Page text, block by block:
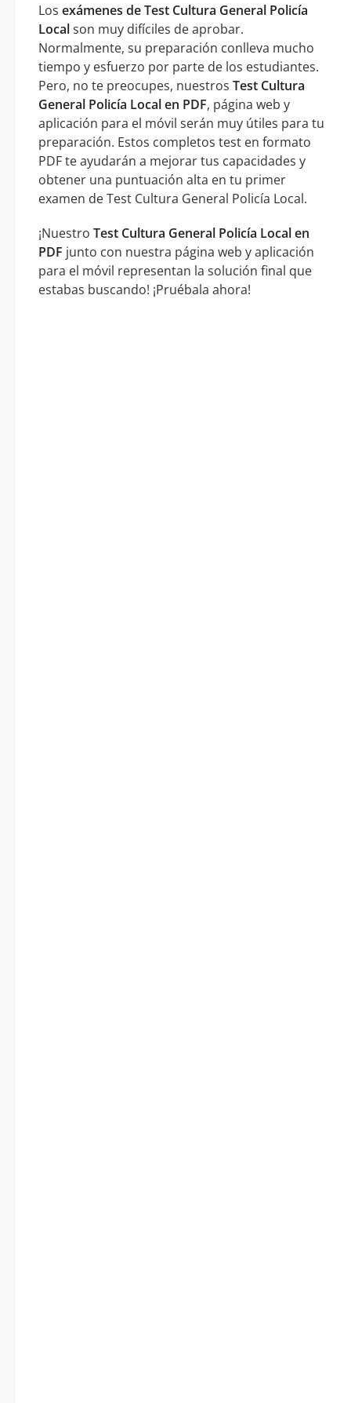
Los exámenes de Test Cultura General Policía
Localson muy difíciles de aprobar.
Normalmente, su preparación conlleva mucho
tiempo y esfuerzo por parte de los estudiantes.
Pero, no te preocupes, nuestros Test Cultura
General Policía Local en PDF, página web y
aplicación para el móvil serán muy útiles para tu
preparación. Estos completos test en formato
PDF te ayudarán a mejorar tus capacidades y
obtener una puntuación alta en tu primer
examen de Test Cultura General Policía Local.
¡Nuestro Test Cultura General Policía Local en
PDF junto con nuestra página web y aplicación
para el móvil representan la solución final que
estabas buscando! ¡Pruébala ahora!